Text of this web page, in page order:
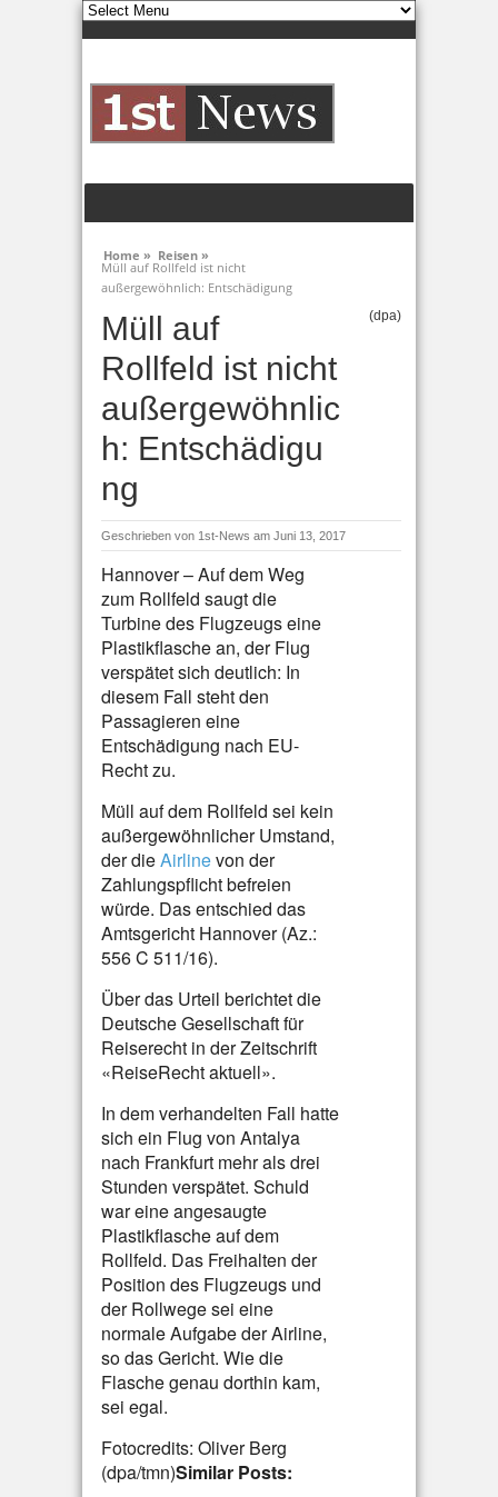
Home » Reisen »
Müll auf Rollfeld ist nicht
außergewöhnlich: Entschädigung
Müll auf
Rollfeld ist nicht
außergewöhnlic
h: Entschädigu
ng
(dpa)
Geschrieben von 1st-News am Juni 13, 2017
Hannover – Auf dem Weg
zum Rollfeld saugt die
Turbine des Flugzeugs eine
Plastikflasche an, der Flug
verspätet sich deutlich: In
diesem Fall steht den
Passagieren eine
Entschädigung nach EU-
Recht zu.
Müll auf dem Rollfeld sei kein
außergewöhnlicher Umstand,
der dieAirlinevon der
Zahlungspflicht befreien
würde. Das entschied das
Amtsgericht Hannover (Az.:
556 C 511/16).
Über das Urteil berichtet die
Deutsche Gesellschaft für
Reiserecht in der Zeitschrift
«ReiseRecht aktuell».
In dem verhandelten Fall hatte
sich ein Flug von Antalya
nach Frankfurt mehr als drei
Stunden verspätet. Schuld
war eine angesaugte
Plastikflasche auf dem
Rollfeld. Das Freihalten der
Position des Flugzeugs und
der Rollwege sei eine
normale Aufgabe der Airline,
so das Gericht. Wie die
Flasche genau dorthin kam,
sei egal.
Fotocredits: Oliver Berg
(dpa/tmn)Similar Posts: